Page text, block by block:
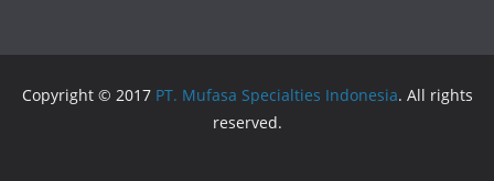
Copyright © 2017 PT. Mufasa Specialties Indonesia. All rights
reserved.